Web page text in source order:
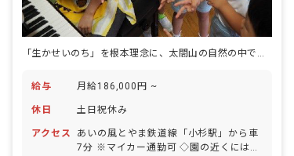
給与 月給186,000円 ~
休日 土日祝休み
アクセス
あいの風とやま鉄道線「小杉駅」から車
7分 ※マイカー通勤可 ◇園の近くにはお